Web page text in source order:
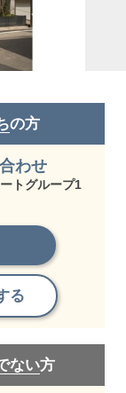
の方
わせ
トグループ1
る
ない方